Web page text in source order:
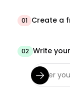
01 Create a
02 Write